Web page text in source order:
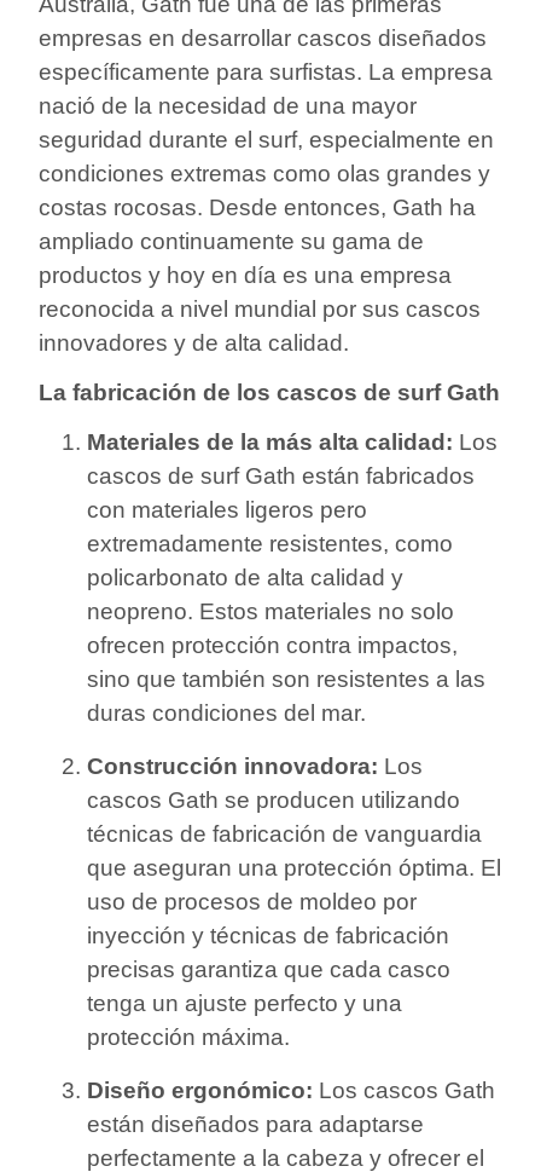
empresas en desarrollar cascos diseñados
específicamente para surfistas. La empresa
nació de la necesidad de una mayor
seguridad durante el surf, especialmente en
condiciones extremas como olas grandes y
costas rocosas. Desde entonces, Gath ha
ampliado continuamente su gama de
productos y hoy en día es una empresa
reconocida a nivel mundial por sus cascos
innovadores y de alta calidad.
La fabricación de los cascos de surf Gath
Materiales de la más alta calidad: Los
cascos de surf Gath están fabricados
con materiales ligeros pero
extremadamente resistentes, como
policarbonato de alta calidad y
neopreno. Estos materiales no solo
ofrecen protección contra impactos,
sino que también son resistentes a las
duras condiciones del mar.
Construcción innovadora: Los
cascos Gath se producen utilizando
técnicas de fabricación de vanguardia
que aseguran una protección óptima. El
uso de procesos de moldeo por
inyección y técnicas de fabricación
precisas garantiza que cada casco
tenga un ajuste perfecto y una
protección máxima.
Diseño ergonómico: Los cascos Gath
están diseñados para adaptarse
perfectamente a la cabeza y ofrecer el